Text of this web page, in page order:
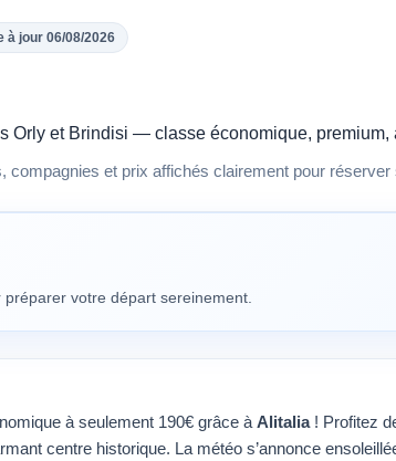
à jour 06/08/2026
Orly et Brindisi — classe économique, premium,
compagnies et prix affichés clairement pour réserver
votre départ sereinement.
à seulement 190€ grâce à Alitalia! Profitez
centre historique. La météo s’annonce